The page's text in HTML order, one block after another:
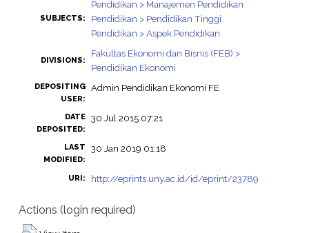
SUBJECTS:
Pendidikan > Manajemen Pendidikan
Pendidikan > Pendidikan Tinggi
Pendidikan > Aspek Pendidikan
DIVISIONS:
Fakultas Ekonomi dan Bisnis (FEB) >
Pendidikan Ekonomi
DEPOSITING
USER:
Admin Pendidikan Ekonomi FE
DATE
DEPOSITED:
30 Jul 2015 07:21
LAST
MODIFIED:
30 Jan 2019 01:18
URI: http://eprints.uny.ac.id/id/eprint/23789
Actions (login required)